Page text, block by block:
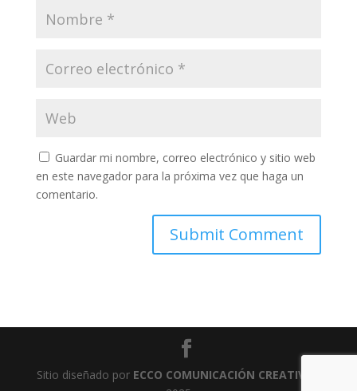
Guardar mi nombre, correo electrónico y sitio web
en este navegador para la próxima vez que haga un
comentario.
Sitio diseñado por ECCO COMUNICACIÓN CREATIVA